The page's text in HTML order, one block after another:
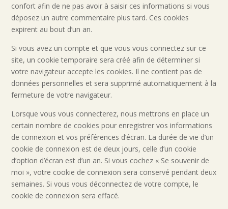
confort afin de ne pas avoir à saisir ces informations si vous
déposez un autre commentaire plus tard. Ces cookies
expirent au bout d’un an.
Si vous avez un compte et que vous vous connectez sur ce
site, un cookie temporaire sera créé afin de déterminer si
votre navigateur accepte les cookies. Il ne contient pas de
données personnelles et sera supprimé automatiquement à la
fermeture de votre navigateur.
Lorsque vous vous connecterez, nous mettrons en place un
certain nombre de cookies pour enregistrer vos informations
de connexion et vos préférences d’écran. La durée de vie d’un
cookie de connexion est de deux jours, celle d’un cookie
d’option d’écran est d’un an. Si vous cochez « Se souvenir de
moi », votre cookie de connexion sera conservé pendant deux
semaines. Si vous vous déconnectez de votre compte, le
cookie de connexion sera effacé.